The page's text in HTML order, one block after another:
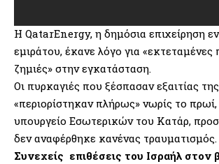
Η QatarEnergy, η δημόσια επιχείρηση
εμιράτου, έκανε λόγο για «εκτεταμένες
ζημιές» στην εγκατάσταση.
Οι πυρκαγιές που ξέσπασαν εξαιτίας
«περιορίστηκαν πλήρως» νωρίς το
υπουργείο Εσωτερικών του Κατάρ,
δεν αναφέρθηκε κανένας τραυματισμός.
Συνεχείς επιθέσεις του Ισραήλ στον